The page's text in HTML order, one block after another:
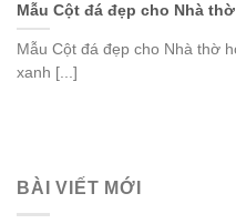
Mẫu Cột đá đẹp cho Nhà
Mẫu Cột đá đẹp cho Nhà thờ
xanh [...]
BÀI VIẾT MỚI